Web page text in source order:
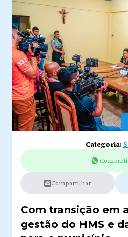
Categoria:
Compartilhar
Com transição em
gestão do HMS e